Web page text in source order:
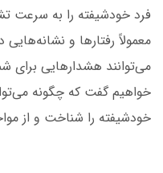
فرد خودشیفته را به سرعت
معمولاً رفتارها و
می‌توانند هشدارهایی برای
خواهیم گفت که چگونه
خودشیفته را شناخت و از